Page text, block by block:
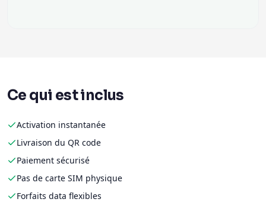
Ce qui est inclus
Activation instantanée
Livraison du QR code
Paiement sécurisé
Pas de carte SIM physique
Forfaits data flexibles